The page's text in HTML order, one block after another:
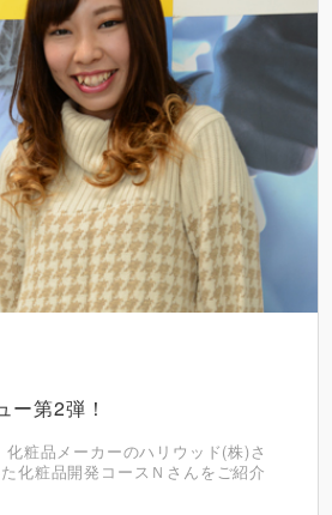
ー第2弾！
粧品メーカーのハリウッド(株)さ
化粧品開発コースＮさんをご紹介